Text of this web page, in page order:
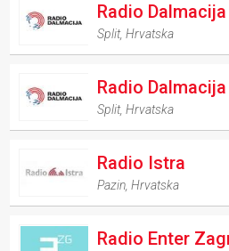
Radio
Split,Hrvatska
Radio
Split,Hrvatska
Radio Istra
Pazin ,Hrvatska
Radio Enter